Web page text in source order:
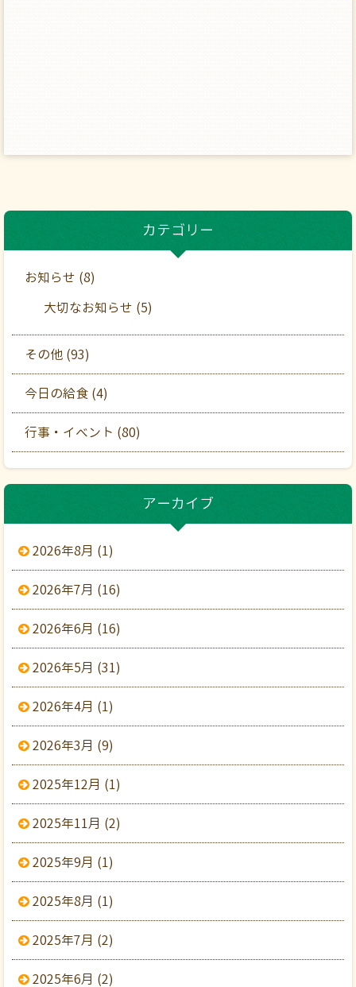
カテゴリー
お知らせ (8)
大切なお知らせ (5)
その他 (93)
今日の給食 (4)
行事・イベント (80)
アーカイブ
2026年8月 (1)
2026年7月 (16)
2026年6月 (16)
2026年5月 (31)
2026年4月 (1)
2026年3月 (9)
2025年12月 (1)
2025年11月 (2)
2025年9月 (1)
2025年8月 (1)
2025年7月 (2)
2025年6月 (2)